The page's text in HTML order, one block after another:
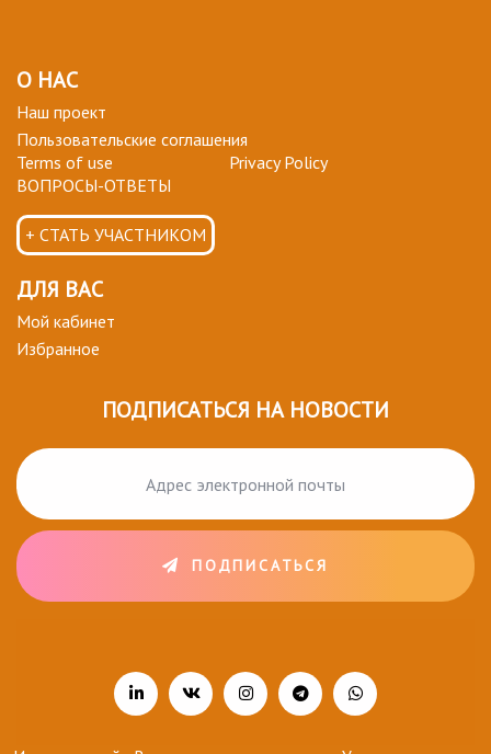
О НАС
Наш проект
Пользовательские соглашения
Terms of use
Privacy Policy
ВОПРОСЫ-ОТВЕТЫ
+ СТАТЬ УЧАСТНИКОМ
ДЛЯ ВАС
Мой кабинет
Избранное
ПОДПИСАТЬСЯ НА НОВОСТИ
ПОДПИСАТЬСЯ